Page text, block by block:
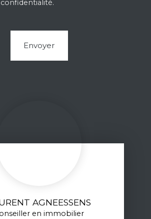
.
Envoyer
AGNEESSENS
en immobilier